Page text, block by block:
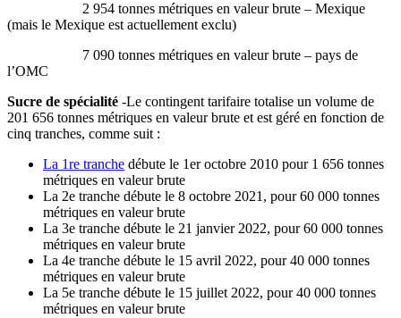
2 954 tonnes métriques en valeur brute – Mexique
(mais le Mexique est actuellement exclu)
7 090 tonnes métriques en valeur brute – pays de
l’OMC
Sucre de spécialité -Le contingent tarifaire totalise un volume de
201 656 tonnes métriques en valeur brute et est géré en fonction de
cinq tranches, comme suit :
La 1re tranche débute le 1er octobre 2010 pour 1 656 tonnes
métriques en valeur brute
La 2e tranche débute le 8 octobre 2021, pour 60 000 tonnes
métriques en valeur brute
La 3e tranche débute le 21 janvier 2022, pour 60 000 tonnes
métriques en valeur brute
La 4e tranche débute le 15 avril 2022, pour 40 000 tonnes
métriques en valeur brute
La 5e tranche débute le 15 juillet 2022, pour 40 000 tonnes
métriques en valeur brute